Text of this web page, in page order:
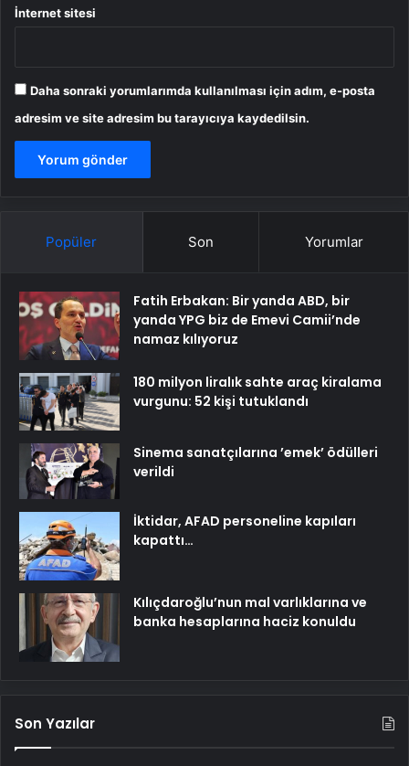
İnternet sitesi
Daha sonraki yorumlarımda kullanılması için adım, e-posta
adresim ve site adresim bu tarayıcıya kaydedilsin.
Popüler Son Yorumlar
Fatih Erbakan: Bir yanda ABD, bir
yanda YPG biz de Emevi Camii’nde
namaz kılıyoruz
180 milyon liralık sahte araç kiralama
vurgunu: 52 kişi tutuklandı
Sinema sanatçılarına ’emek’ ödülleri
verildi
İktidar, AFAD personeline kapıları
kapattı…
Kılıçdaroğlu’nun mal varlıklarına ve
banka hesaplarına haciz konuldu
Son Yazılar